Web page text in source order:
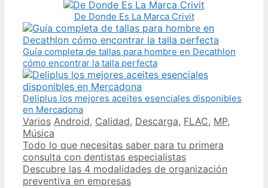
De Donde Es La Marca Crivit
Guía completa de tallas para hombre en Decathlon
cómo encontrar la talla perfecta
Deliplus los mejores aceites esenciales disponibles
en Mercadona
Categories
Varios Tags
Android, Calidad, Descarga, FLAC, MP,
Música
Post
navigation
Todo lo que necesitas saber para tu primera
consulta con dentistas especialistas
Descubre las 4 modalidades de organización
preventiva en empresas